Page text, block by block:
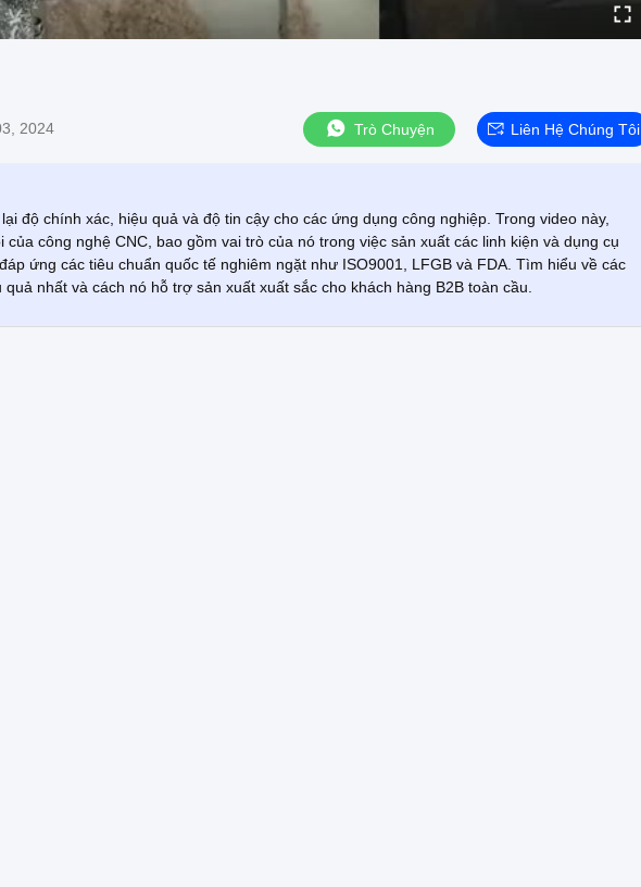
2024 Trò Chuyện Liên Hệ Chúng Tôi
độ chính xác, hiệu quả và độ tin cậy cho các ứng dụng công nghiệp. Trong video này,
công nghệ CNC, bao gồm vai trò của nó trong việc sản xuất các linh kiện và dụng cụ
ứng các tiêu chuẩn quốc tế nghiêm ngặt như ISO9001, LFGB và FDA. Tìm hiểu về các
nhất và cách nó hỗ trợ sản xuất xuất sắc cho khách hàng B2B toàn cầu.